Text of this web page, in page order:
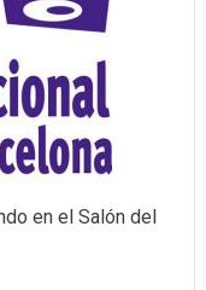
en el Salón del